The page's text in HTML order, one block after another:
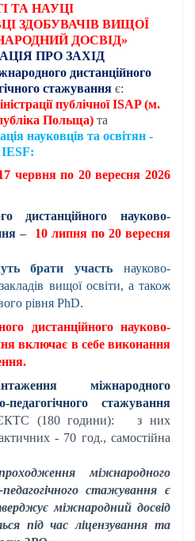
ТА НАУЦІ
ЗДОБУВАЧІВ ВИЩОЇ
ДОСВІД»
ПРО ЗАХІД
дистанційного
стажування є:
публічноїISAP (м.
Польща)та
науковців та освітян -
IESF:
червня по 20 вересня 2026
дистанційного науково-
–
10 липня по 20 вересня
брати участь науково-
вищої освіти, а також
рівня PhD.
дистанційного науково-
включає в себе виконання
міжнародного
педагогічного стажування
(180 години):
з них
- 70 год., самостійна
міжнародного
стажування є
міжнародний досвід
під час ліцензування та